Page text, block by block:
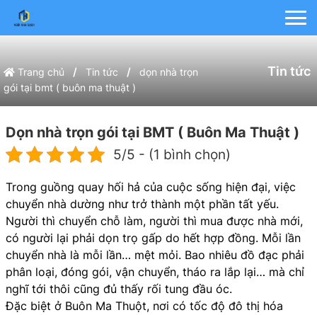
Trang chủ / Tin tức / dọn nhà trọn
gói tại bmt ( buôn ma thuật )
Tin tức
Dọn nhà trọn gói tại BMT ( Buôn Ma Thuật )
5/5 - (1 bình chọn)
Trong guồng quay hối hả của cuộc sống hiện đại, việc
chuyển nhà dường như trở thành một phần tất yếu.
Người thì chuyển chỗ làm, người thì mua được nhà mới,
có người lại phải dọn trọ gấp do hết hợp đồng. Mỗi lần
chuyển nhà là mỗi lần… mệt mỏi. Bao nhiêu đồ đạc phải
phân loại, đóng gói, vận chuyển, tháo ra lắp lại… mà chỉ
nghĩ tới thôi cũng đủ thấy rối tung đầu óc.
Đặc biệt ở Buôn Ma Thuột, nơi có tốc độ đô thị hóa